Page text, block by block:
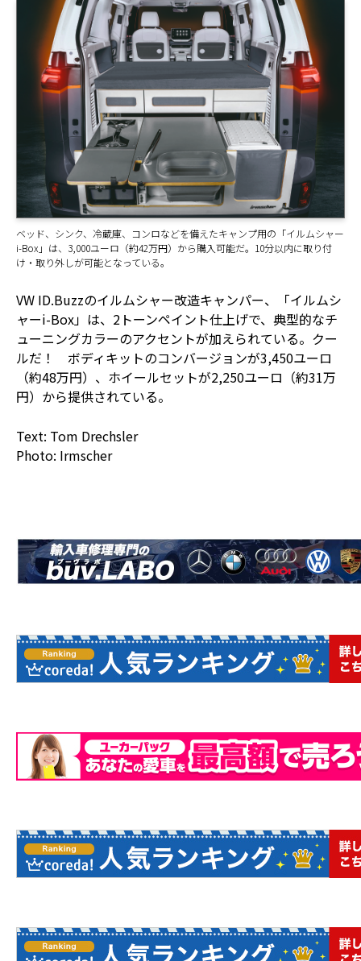
ベッド、シンク、冷蔵庫、コンロなどを備えたキャンプ用の「イルムシャー
i-Box」は、3,000ユーロ（約42万円）から購入可能だ。10分以内に取り付
け・取り外しが可能となっている。
VW ID.Buzzのイルムシャー改造キャンパー、「イルムシ
ャーi-Box」は、2トーンペイント仕上げで、典型的なチ
ューニングカラーのアクセントが加えられている。クー
ルだ！ ボディキットのコンバージョンが3,450ユーロ
（約48万円）、ホイールセットが2,250ユーロ（約31万
円）から提供されている。
Text: Tom Drechsler
Photo: Irmscher